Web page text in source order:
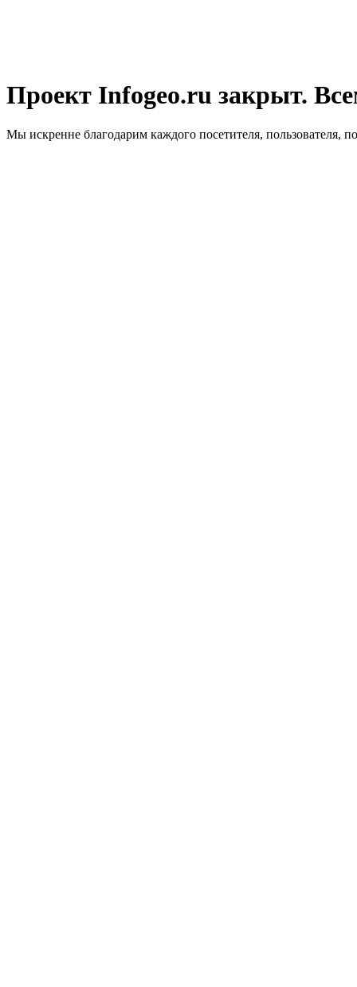
Проект Infogeo.ru закрыт.
Мы искренне благодарим каждого посетителя, пользователя,